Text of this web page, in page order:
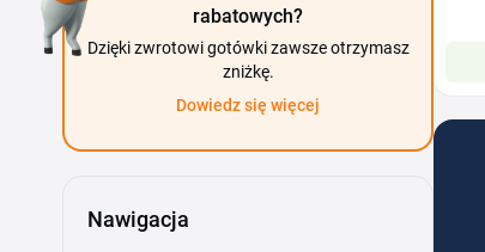
rabatowych?
Dzięki zwrotowi gotówki zawsze otrzymasz
zniżkę.
Dowiedz się więcej
Nawigacja